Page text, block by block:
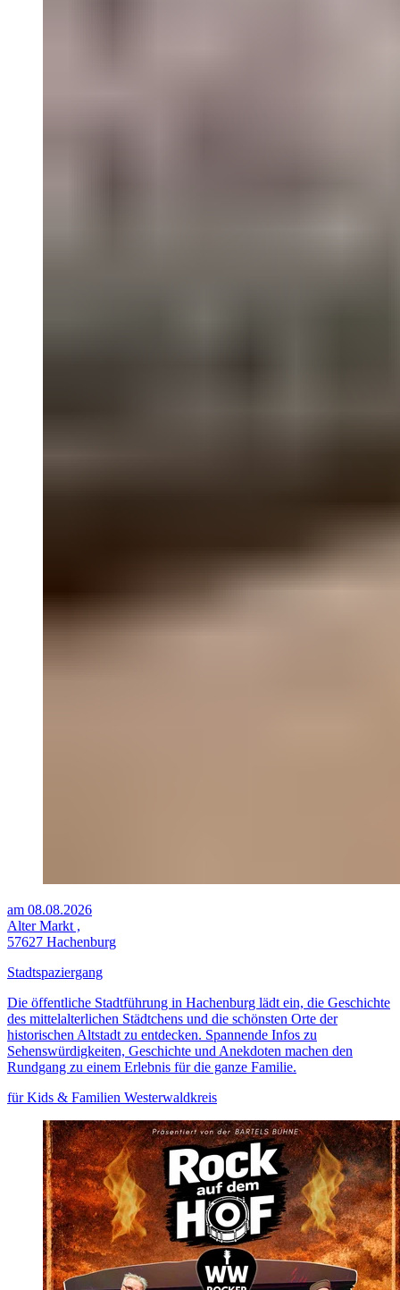
am 08.08.2026
Alter Markt ,
57627 Hachenburg
Stadtspaziergang
Die öffentliche Stadtführung in Hachenburg lädt ein, die Geschichte
des mittelalterlichen Städtchens und die schönsten Orte der
historischen Altstadt zu entdecken. Spannende Infos zu
Sehenswürdigkeiten, Geschichte und Anekdoten machen den
Rundgang zu einem Erlebnis für die ganze Familie.
für Kids & Familien Westerwaldkreis